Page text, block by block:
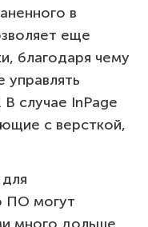
в
еще
благодаря чему
случае InPage
с версткой,
ПО могут